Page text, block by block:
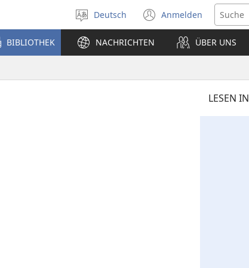
Sprache
auswählen
Deutsch Anmelden
(öffnet
neues
Fenster)
BIBLIOTHEK NACHRICHTEN ÜBER UNS
LESEN IN